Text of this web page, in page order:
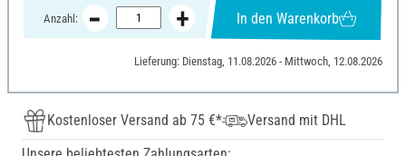
Anzahl: In den Warenkorb
Lieferung: Dienstag, 11.08.2026 - Mittwoch, 12.08.2026
Kostenloser Versand ab 75 €*
Versand mit DHL